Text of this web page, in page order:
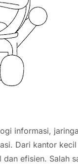
informasi,
Dari kantor
dan efisien. Salah